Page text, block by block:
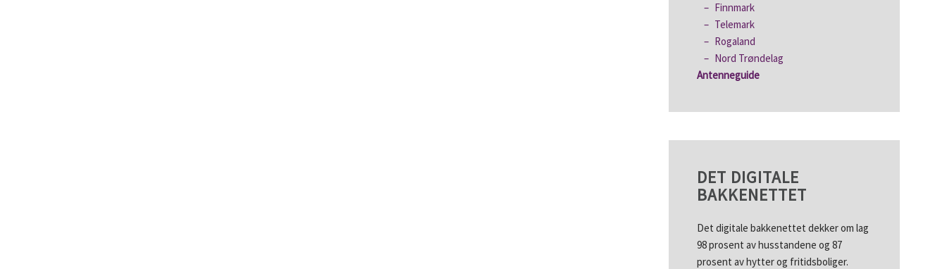
Finnmark
Telemark
Rogaland
Nord Trøndelag
Antenneguide
DET DIGITALE
BAKKENETTET
Det digitale bakkenettet dekker om lag
98 prosent av husstandene og 87
prosent av hytter og fritidsboliger.